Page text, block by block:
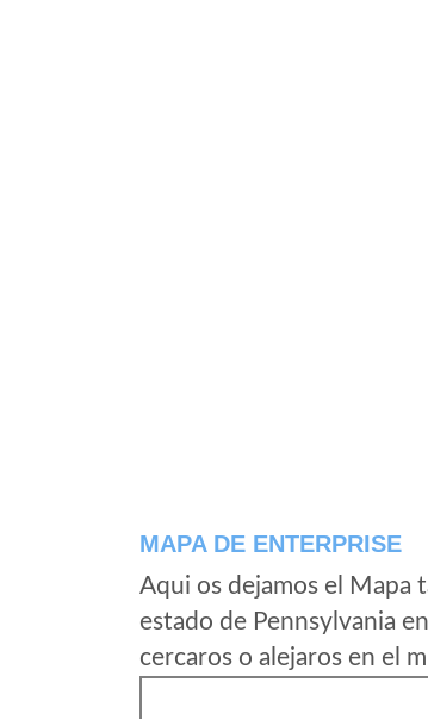
MAPA DE ENTERPRISE
Aqui os dejamos el Mapa
estado de Pennsylvania
cercaros o alejaros en el